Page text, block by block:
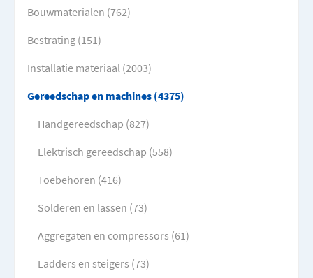
Bouwmaterialen (762)
Bestrating (151)
Installatie materiaal (2003)
Gereedschap en machines (4375)
Handgereedschap (827)
Elektrisch gereedschap (558)
Toebehoren (416)
Solderen en lassen (73)
Aggregaten en compressors (61)
Ladders en steigers (73)